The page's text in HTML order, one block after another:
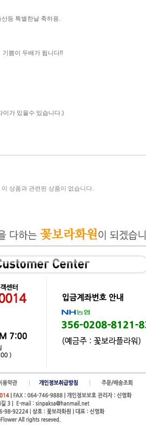
등 특별한날 축하용.
쁨이 두배가 됩니다!!
이가 있을수 있습니다.)
이 상품과 관련된 상품이 없습니다.